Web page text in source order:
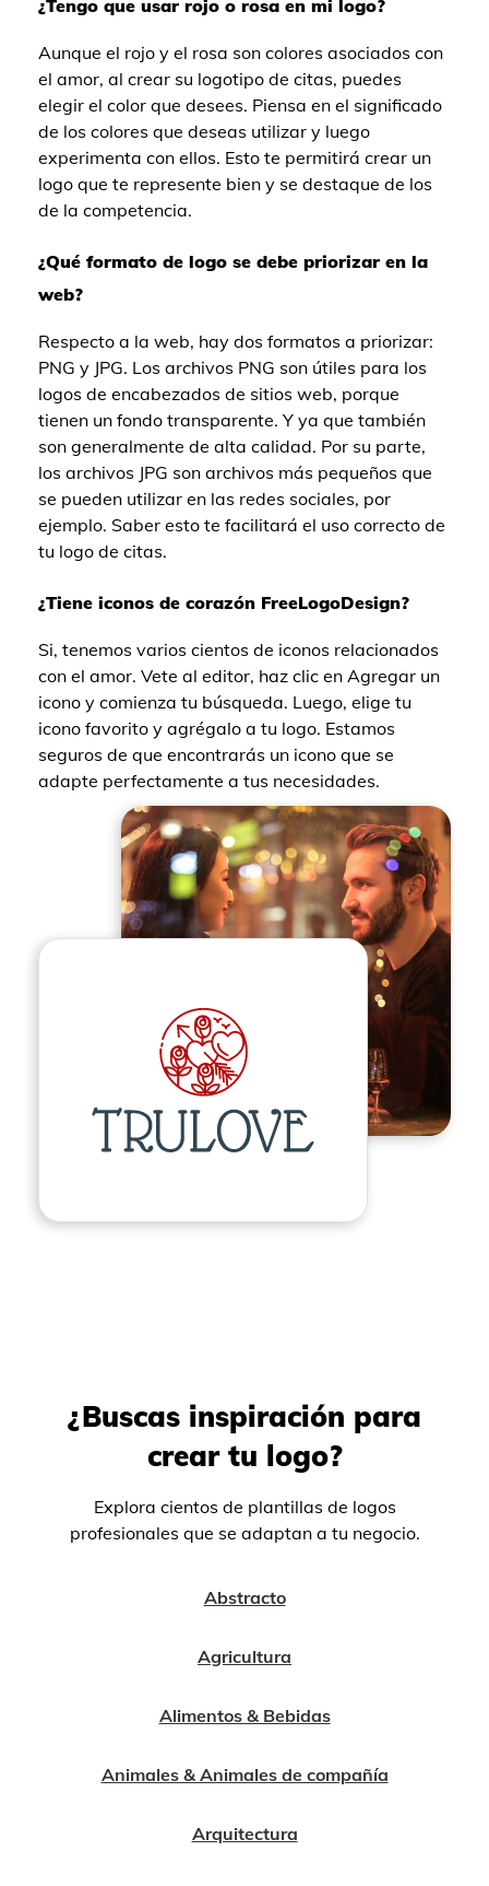
¿Tengo que usar rojo o rosa en mi logo?
Aunque el rojo y el rosa son colores asociados con
el amor, al crear su logotipo de citas, puedes
elegir el color que desees. Piensa en el significado
de los colores que deseas utilizar y luego
experimenta con ellos. Esto te permitirá crear un
logo que te represente bien y se destaque de los
de la competencia.
¿Qué formato de logo se debe priorizar en la
web?
Respecto a la web, hay dos formatos a priorizar:
PNG y JPG. Los archivos PNG son útiles para los
logos de encabezados de sitios web, porque
tienen un fondo transparente. Y ya que también
son generalmente de alta calidad. Por su parte,
los archivos JPG son archivos más pequeños que
se pueden utilizar en las redes sociales, por
ejemplo. Saber esto te facilitará el uso correcto de
tu logo de citas.
¿Tiene iconos de corazón FreeLogoDesign?
Si, tenemos varios cientos de iconos relacionados
con el amor. Vete al editor, haz clic en Agregar un
icono y comienza tu búsqueda. Luego, elige tu
icono favorito y agrégalo a tu logo. Estamos
seguros de que encontrarás un icono que se
adapte perfectamente a tus necesidades.
¿Buscas inspiración para
crear tu logo?
Explora cientos de plantillas de logos
profesionales que se adaptan a tu negocio.
Abstracto
Agricultura
Alimentos & Bebidas
Animales & Animales de compañía
Arquitectura